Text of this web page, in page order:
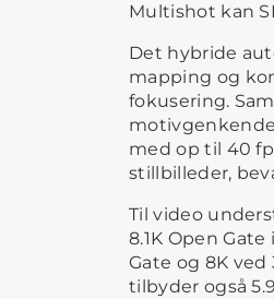
Multishot kan
Det hybride
mapping og
fokusering.
med op til 40
stillbilleder,
Til video
8.1K Open
Gate og 8K
tilbyder også